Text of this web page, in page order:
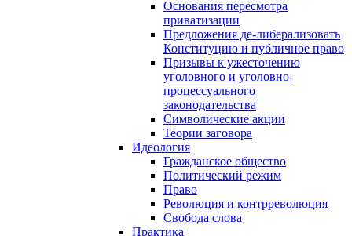
Основания пересмотра
приватизации
Предложения де-либерализовать
Конституцию и публичное право
Призывы к ужесточению
уголовного и уголовно-
процессуального
законодательства
Символические акции
Теории заговора
Идеология
Гражданское общество
Политический режим
Право
Революция и контрреволюция
Свобода слова
Практика